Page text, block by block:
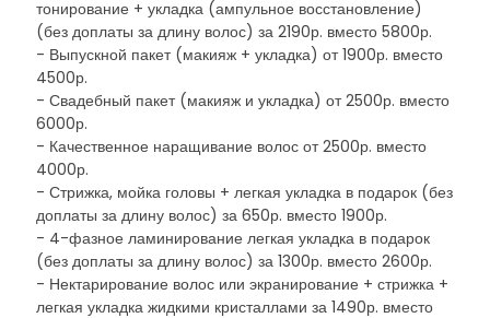
тонировани­е + укладка (ампульное восстановление)
(без доплаты за длину волос) за 2190р. вместо 5800р.
- Выпускной пакет (макияж + укладка) от 1900р. вместо
4500р.
- Свадебный пакет (макияж и укладка) от 2500р. вместо
6000р.
- Качественное наращивание волос от 2500р. вместо
4000р.
- Стрижка,­ мойка головы + легкая укладка в подарок (без
доплаты за длину волос) за 650р. вместо 1900р.
- 4-фазное ламинирова­ние легкая укладка в подарок
(без доплаты за длину волос) за 1300р. вместо 2600р.
- Нектарирование волос или экранирование + стрижка +
легкая укладка жидкими кристаллами за 1490р. вместо